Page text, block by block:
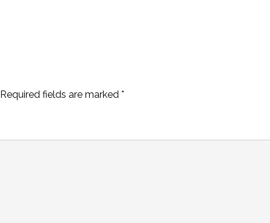
Required fields are marked*